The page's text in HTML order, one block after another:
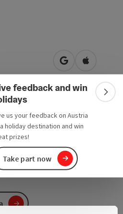
feedback and win
us your feedback on Austria
holiday destination and win
prizes!
Take part now
open in Google
Open in
profile